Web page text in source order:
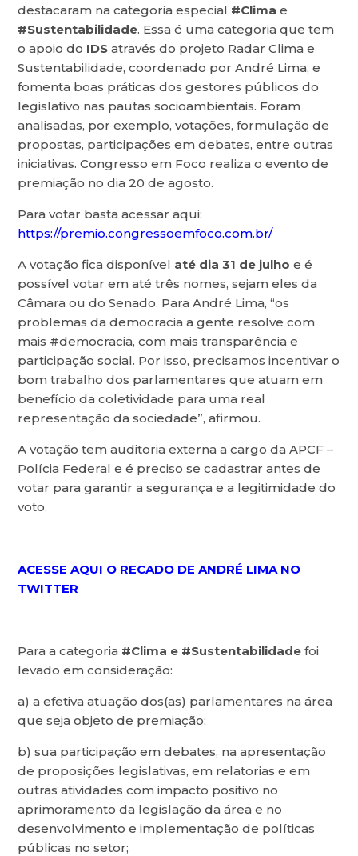
destacaram na categoria especial #Clima e
#Sustentabilidade. Essa é uma categoria que tem
o apoio do IDSatravés do projeto Radar Clima e
Sustentabilidade, coordenado por André Lima, e
fomenta boas práticas dos gestores públicos do
legislativo nas pautas socioambientais. Foram
analisadas, por exemplo, votações, formulação de
propostas, participações em debates, entre outras
iniciativas. Congresso em Foco realiza o evento de
premiação no dia 20 de agosto.
Para votar basta acessar aqui:
https://premio.congressoemfoco.com.br/
A votação fica disponível até dia 31 de julho e é
possível votar em até três nomes, sejam eles da
Câmara ou do Senado. Para André Lima, “os
problemas da democracia a gente resolve com
mais #democracia, com mais transparência e
participação social. Por isso, precisamos incentivar o
bom trabalho dos parlamentares que atuam em
benefício da coletividade para uma real
representação da sociedade”, afirmou.
A votação tem auditoria externa a cargo da APCF –
Polícia Federal e é preciso se cadastrar antes de
votar para garantir a segurança e a legitimidade do
voto.
ACESSE AQUI O RECADO DE ANDRÉ LIMA NO
TWITTER
Para a categoria #Clima e #Sustentabilidade foi
levado em consideração:
a) a efetiva atuação dos(as) parlamentares na área
que seja objeto de premiação;
b) sua participação em debates, na apresentação
de proposições legislativas, em relatorias e em
outras atividades com impacto positivo no
aprimoramento da legislação da área e no
desenvolvimento e implementação de políticas
públicas no setor;